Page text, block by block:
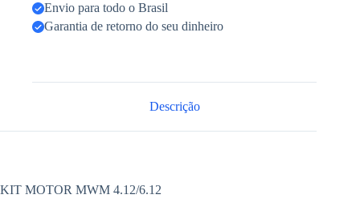
Envio para todo o Brasil
Garantia de retorno do seu dinheiro
Descrição
KIT MOTOR MWM 4.12/6.12